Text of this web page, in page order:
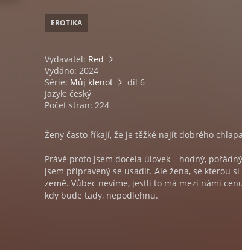
EROTIKA
Vydavatel: Red
Vydáno: 2024
Série: Můj klenot
díl 6
Jazyk: český
Počet stran: 224
Ženy často říkají, že je těžké najít dobrého
Právě proto jsem docela úlovek – hodný,
jsem připravený se usadit. Ale žena, se kterou
země. Vůbec nevíme, jestli to má mezi námi
kdy bude tady, nepodlehnu.